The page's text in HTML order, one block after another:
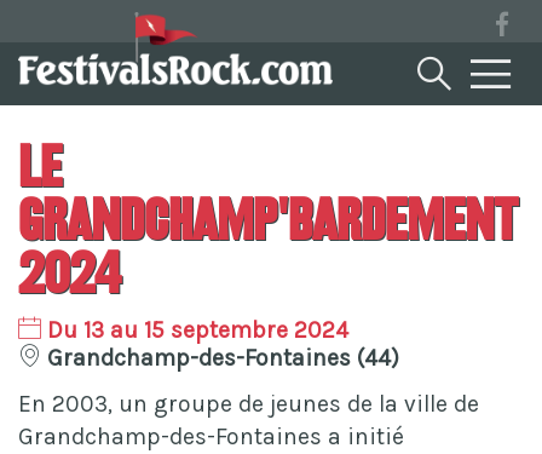
Le
Grandchamp'Bardement
2024
Du 13 au 15 septembre 2024
Grandchamp-des-Fontaines (44)
En 2003, un groupe de jeunes de la ville de
Grandchamp-des-Fontaines a initié